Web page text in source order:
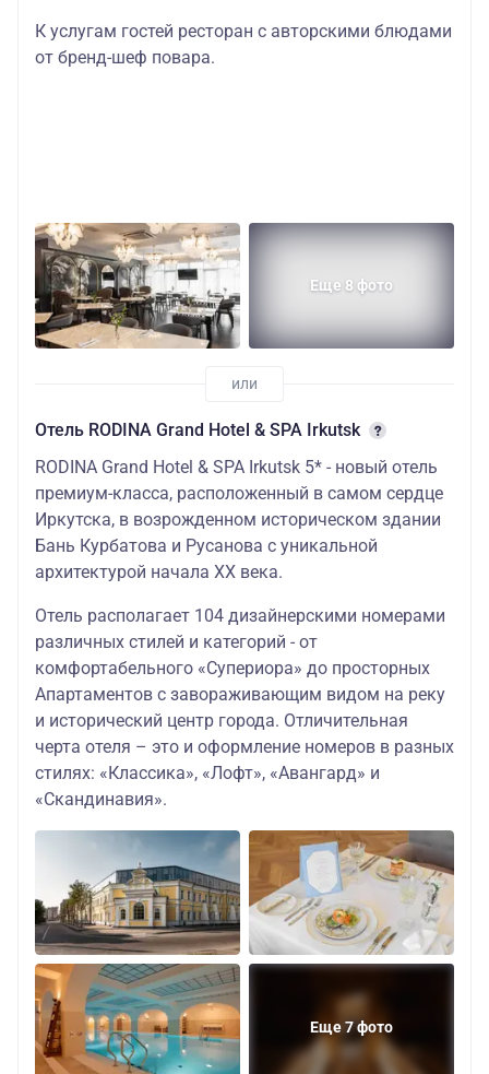
К услугам гостей ресторан с авторскими блюдами
от бренд-шеф повара.
Еще 8 фото
Отель RODINA Grand Hotel & SPA Irkutsk
RODINA Grand Hotel & SPA Irkutsk 5* - новый отель
премиум-класса, расположенный в самом сердце
Иркутска, в возрожденном историческом здании
Бань Курбатова и Русанова с уникальной
архитектурой начала XX века.
Отель располагает 104 дизайнерскими номерами
различных стилей и категорий - от
комфортабельного «Супериора» до просторных
Апартаментов с завораживающим видом на реку
и исторический центр города. Отличительная
черта отеля – это и оформление номеров в разных
стилях: «Классика», «Лофт», «Авангард» и
«Скандинавия».
Еще 7 фото